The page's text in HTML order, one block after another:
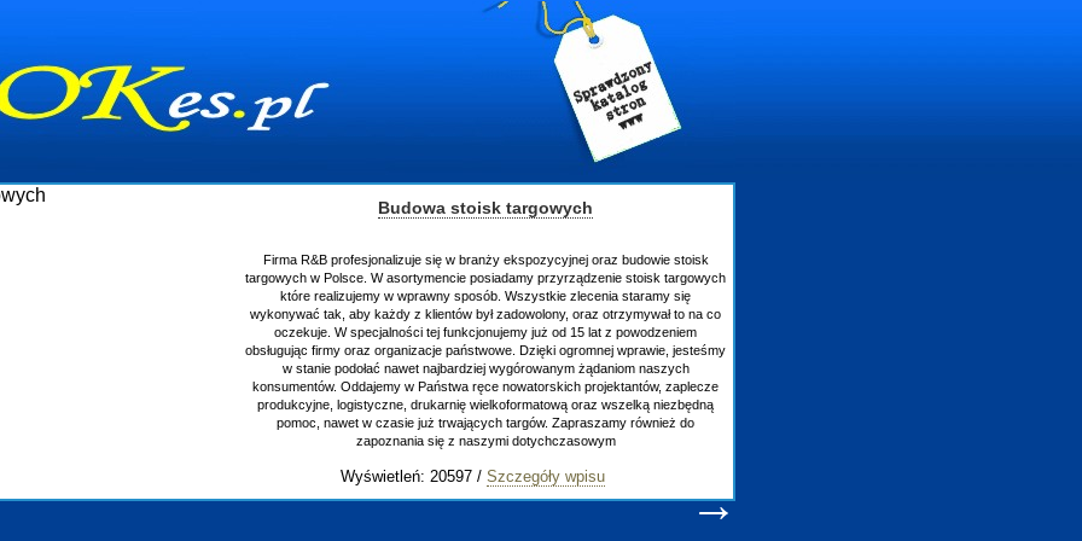
Budowa stoisk targowych
Firma R&B profesjonalizuje się w branży ekspozycyjnej oraz budowie stoisk
targowych w Polsce. W asortymencie posiadamy przyrządzenie stoisk targowych
które realizujemy w wprawny sposób. Wszystkie zlecenia staramy się
wykonywać tak, aby każdy z klientów był zadowolony, oraz otrzymywał to na co
oczekuje. W specjalności tej funkcjonujemy już od 15 lat z powodzeniem
obsługując firmy oraz organizacje państwowe. Dzięki ogromnej wprawie, jesteśmy
w stanie podołać nawet najbardziej wygórowanym żądaniom naszych
konsumentów. Oddajemy w Państwa ręce nowatorskich projektantów, zaplecze
produkcyjne, logistyczne, drukarnię wielkoformatową oraz wszelką niezbędną
pomoc, nawet w czasie już trwających targów. Zapraszamy również do
zapoznania się z naszymi dotychczasowym
Wyświetleń: 20597 / Szczegóły wpisu
→